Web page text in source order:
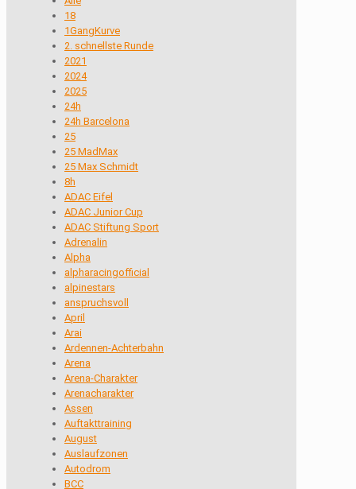
18
1GangKurve
2. schnellste Runde
2021
2024
2025
24h
24h Barcelona
25
25 MadMax
25 Max Schmidt
8h
ADAC Eifel
ADAC Junior Cup
ADAC Stiftung Sport
Adrenalin
Alpha
alpharacingofficial
alpinestars
anspruchsvoll
April
Arai
Ardennen-Achterbahn
Arena
Arena-Charakter
Arenacharakter
Assen
Auftakttraining
August
Auslaufzonen
Autodrom
BCC